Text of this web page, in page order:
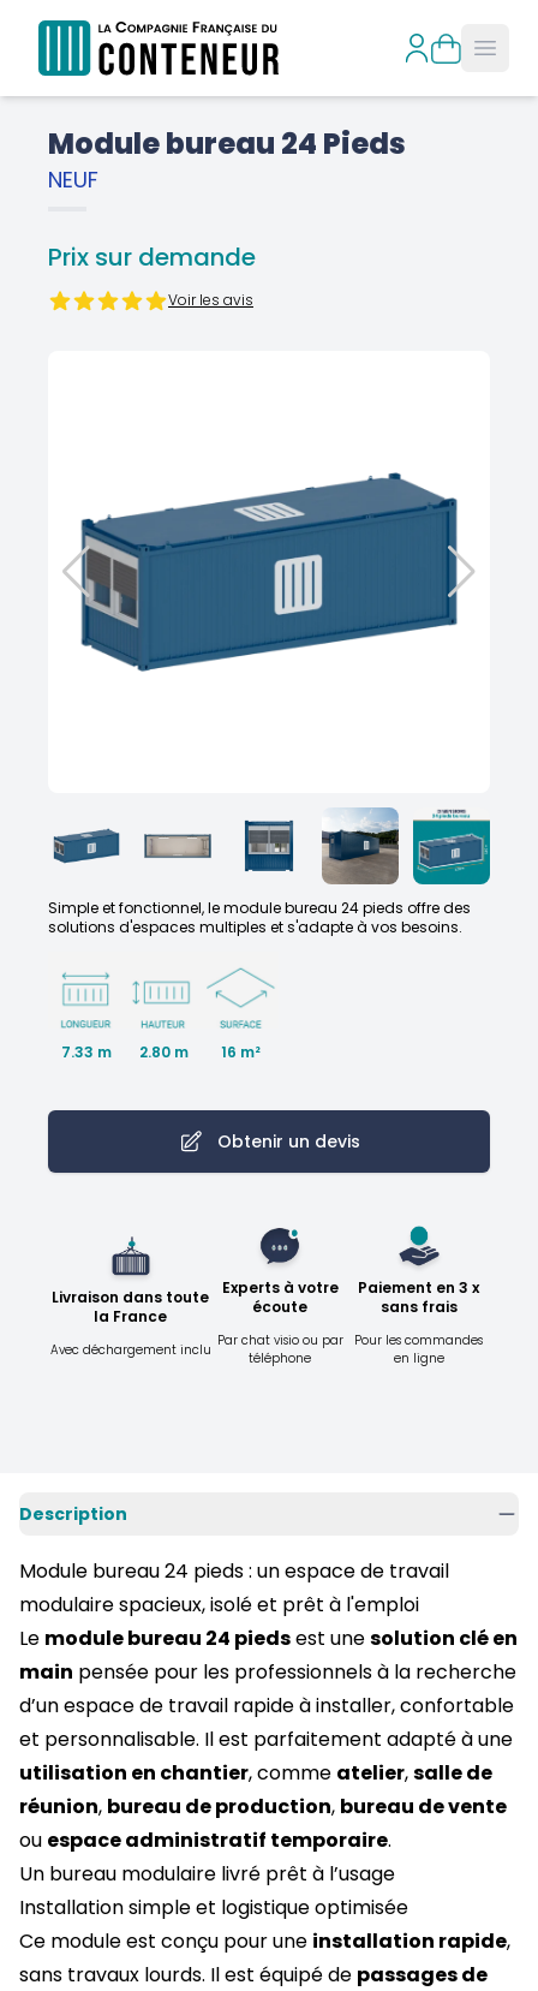
Module bureau 24 Pieds
NEUF
Prix sur demande
Voir les avis
Simple et fonctionnel, le module bureau 24 pieds offre des
solutions d'espaces multiples et s'adapte à vos besoins.
7.33 m 2.80 m 16 m²
Obtenir un devis
Livraison dans toute
la France
Avec déchargement inclu
Experts à votre
écoute
Par chat visio ou par
téléphone
Paiement en 3 x
sans frais
Pour les commandes
en ligne
Description
Module bureau 24 pieds : un espace de travail
modulaire spacieux, isolé et prêt à l'emploi
Le module bureau 24 piedsest unesolution clé en
main pensée pour les professionnels à la recherche
d’un espace de travail rapide à installer, confortable
et personnalisable. Il est parfaitement adapté à une
utilisation en chantier, comme atelier,salle de
réunion, bureau de production, bureau de vente
ou espace administratif temporaire.
Un bureau modulaire livré prêt à l’usage
Installation simple et logistique optimisée
Ce module est conçu pour une installation rapide,
sans travaux lourds. Il est équipé de passages de